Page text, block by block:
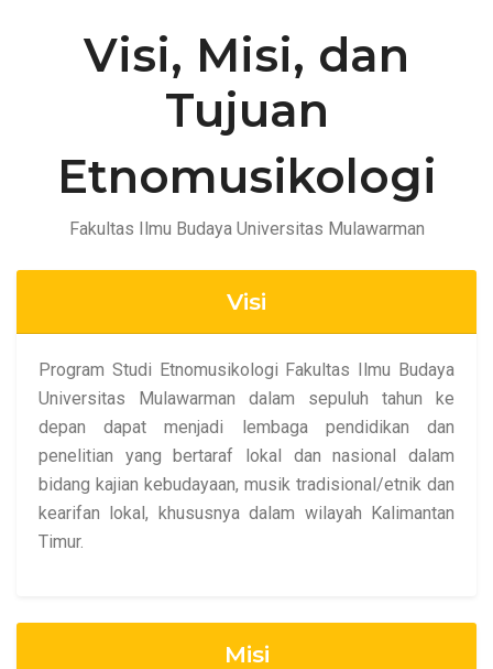
Visi, Misi, dan
Tujuan
Etnomusikologi
Fakultas Ilmu Budaya Universitas Mulawarman
Visi
Program Studi Etnomusikologi Fakultas Ilmu Budaya
Universitas Mulawarman dalam sepuluh tahun ke
depan dapat menjadi lembaga pendidikan dan
penelitian yang bertaraf lokal dan nasional dalam
bidang kajian kebudayaan, musik tradisional/etnik dan
kearifan lokal, khususnya dalam wilayah Kalimantan
Timur.
Misi